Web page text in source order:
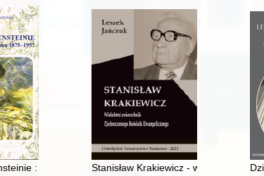
: Margarete Hauptmann 1875-1957
Stanisław Krakiewicz - wieloletni